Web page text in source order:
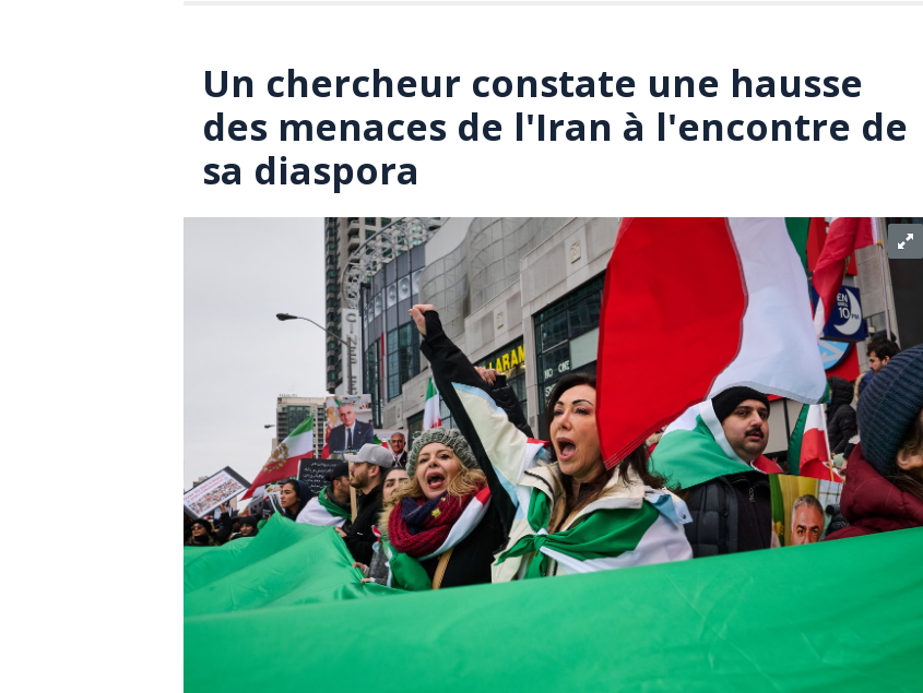
Un chercheur constate une hausse
des menaces de l'Iran à l'encontre de
sa diaspora